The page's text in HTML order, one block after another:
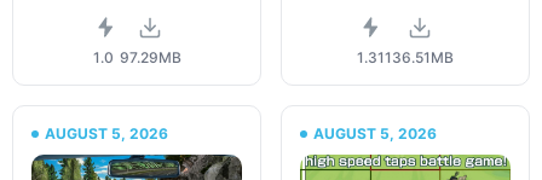
1.0 97.29MB 1.31136.51MB
AUGUST 5, 2026 AUGUST 5, 2026